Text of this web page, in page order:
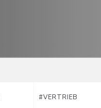
#VERTRIEB